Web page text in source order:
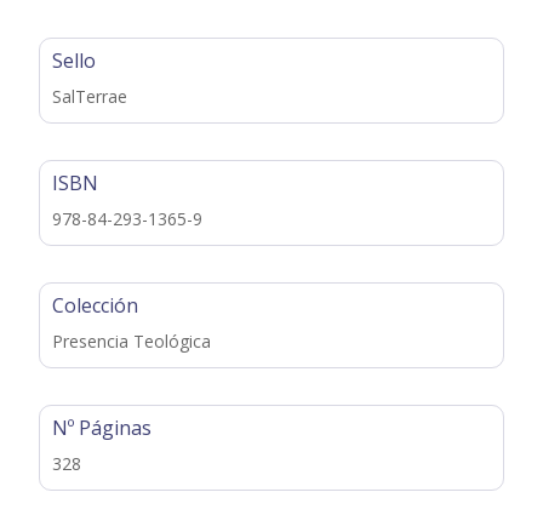
Sello
SalTerrae
ISBN
978-84-293-1365-9
Colección
Presencia Teológica
Nº Páginas
328